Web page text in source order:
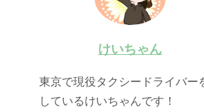
けいちゃん
東京で現役タクシードライバー
しているけいちゃんです！